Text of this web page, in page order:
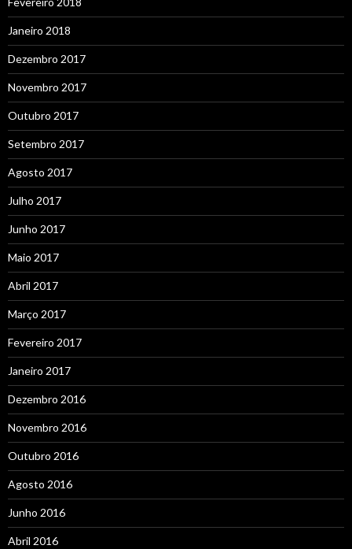
Janeiro 2018
Dezembro 2017
Novembro 2017
Outubro 2017
Setembro 2017
Agosto 2017
Julho 2017
Junho 2017
Maio 2017
Abril 2017
Março 2017
Fevereiro 2017
Janeiro 2017
Dezembro 2016
Novembro 2016
Outubro 2016
Agosto 2016
Junho 2016
Abril 2016